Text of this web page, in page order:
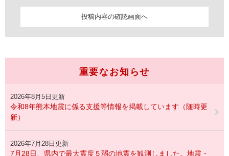
重要なお知らせ
2026年8月5日更新
令和8年熊本地震に係る支援等情報を掲載しています（随時更
新）
2026年7月28日更新
7月28日、県内で最大震度５弱の地震を観測しました。地震・